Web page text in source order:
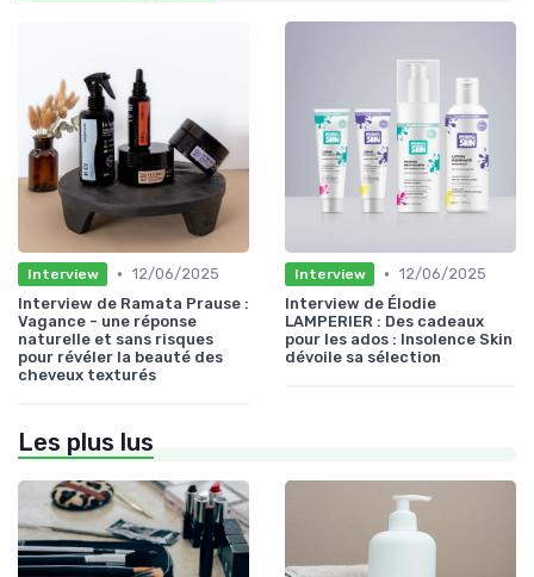
Interview • 12/06/2025
Interview de Ramata Prause :
Vagance - une réponse
naturelle et sans risques
pour révéler la beauté des
cheveux texturés
Interview • 12/06/2025
Interview de Élodie
LAMPERIER : Des cadeaux
pour les ados : Insolence Skin
dévoile sa sélection
Les plus lus